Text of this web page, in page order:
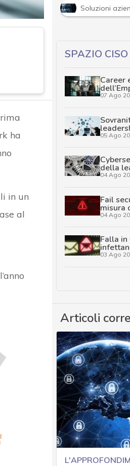
ha
in un
al
Soluzioni
SPAZIO CISO
Career
07 Ago
05 Ago
della
04 Ago
Fail
misura
04 Ago
Falla in
03 Ago
Articoli